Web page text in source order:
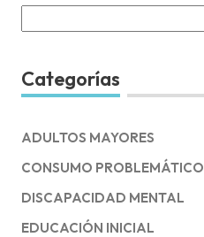
for:
Categorías
ADULTOS MAYORES
CONSUMO PROBLEMÁTICO
DISCAPACIDAD MENTAL
EDUCACIÓN INICIAL